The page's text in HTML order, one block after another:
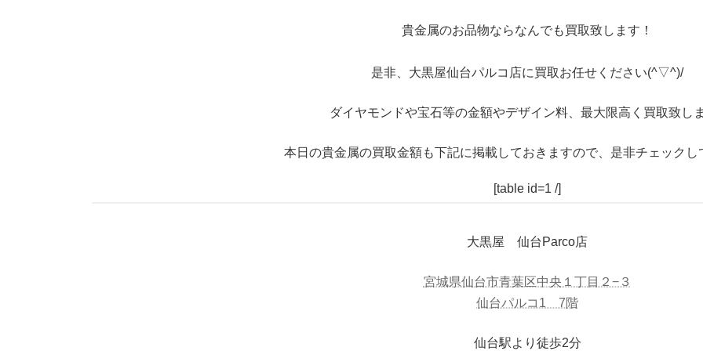
貴金属のお品物ならなんでも買取致します！
是非、大黒屋仙台パルコ店に買取お任せください(^▽^)/
ダイヤモンドや宝石等の金額やデザイン料、最大限高く買取致し
本日の貴金属の買取金額も下記に掲載しておきますので、是非チェックし
[table id=1 /]
大黒屋 仙台Parco店
宮城県仙台市青葉区中央１丁目２−３
仙台パルコ1 7階
仙台駅より徒歩2分